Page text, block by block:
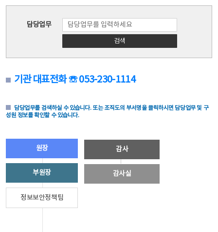
담당업무
검색
기관 대표전화 ☏ 053-230-1114
담당업무를 검색하실 수 있습니다. 또는 조직도의 부서명을 클릭하시면 담당업무 및 구
성원 정보를 확인할 수 있습니다.
원장
부원장
정보보안정책팀
감사
감사실